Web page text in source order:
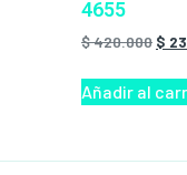
4655
$420.000 $
Añadir al